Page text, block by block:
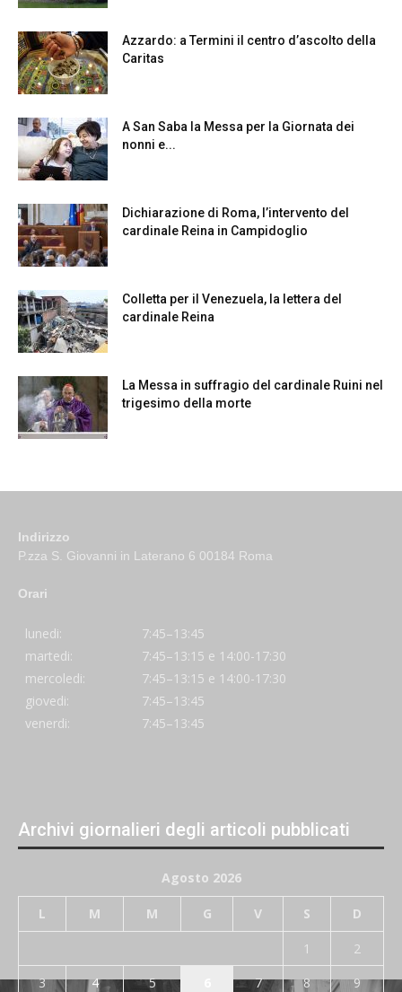
Azzardo: a Termini il centro d’ascolto della
Caritas
A San Saba la Messa per la Giornata dei
nonni e...
Dichiarazione di Roma, l’intervento del
cardinale Reina in Campidoglio
Colletta per il Venezuela, la lettera del
cardinale Reina
La Messa in suffragio del cardinale Ruini nel
trigesimo della morte
Indirizzo
P.zza S. Giovanni in Laterano 6 00184 Roma
Orari
lunedi:
7:45–13:45
martedi:
7:45–13:15 e 14:00-17:30
mercoledi:
7:45–13:15 e 14:00-17:30
giovedi:
7:45–13:45
venerdi:
7:45–13:45
Archivi giornalieri degli articoli pubblicati
Agosto 2026
L M M G V S D
1
2
3
4 5 7 8 9